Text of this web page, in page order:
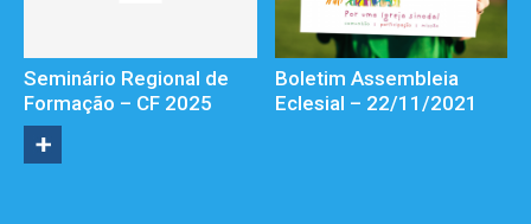
Seminário Regional de
Formação – CF 2025
Boletim Assembleia
Eclesial – 22/11/2021